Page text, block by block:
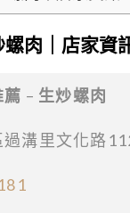
肉｜店家資
薦 – 生炒螺肉
溝里文化路